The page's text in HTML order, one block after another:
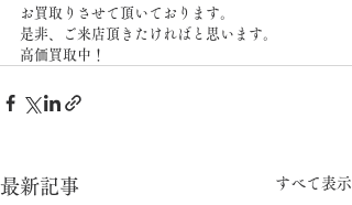
お買取りさせて頂いております。
是非、ご来店頂きたければと思います。
高価買取中！
最新記事 すべて表示